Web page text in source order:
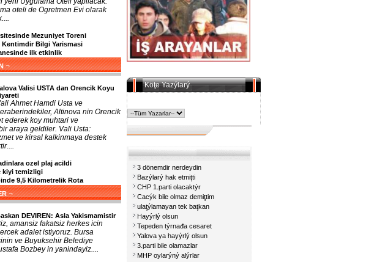
oteli de Ogretmen Evi olarak
Mezuniyet Toreni
Kentimdir Bilgi Yarismasi
ilk etkinlik
¬
Valisi USTA dan Orencik Koyu
Ahmet Hamdi Usta ve
Altinova nin Orencik
ederek koy muhtari ve
araya geldiler. Vali Usta:
ve kirsal kalkinmaya destek
ozel plaj acildi
kiyi temizligi
9,5 Kilometrelik Rota
¬
DEVIREN: Asla Yakismamistir
amansiz fakatsiz herkes icin
adalet istiyoruz. Bursa
ve Buyuksehir Belediye
Bozbey in yanindayiz....
Köţe Yazýlarý
3 dönemdir nerdeydin
Bazýlarý hak etmiţti
CHP 1.parti olacaktýr
Cacýk bile olmaz demiţtim
ulaţýlamayan tek baţkan
Hayýrlý olsun
Tepeden týrnađa cesaret
Yalova ya hayýrlý olsun
3.parti bile olamazlar
MHP oylarýný alýrlar